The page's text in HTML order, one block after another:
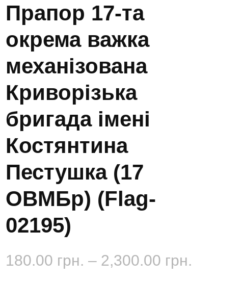
Прапор 17-та
окрема важка
механізована
Криворізька
бригада імені
Костянтина
Пестушка (17
ОВМБр) (Flag-
02195)
180.00 грн. – 2,300.00 грн.